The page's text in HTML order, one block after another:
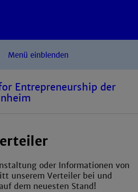
Menü einblenden
Entrepreneurship der
oder Informationen von
unserem Verteiler bei und
dem neuesten Stand!